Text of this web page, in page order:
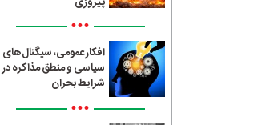
•••
افکار عمومی، سیگنال‌های
سیاسی و منطق مذاکره در
شرایط بحران
•••